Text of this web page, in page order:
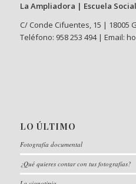
La Ampliadora | Escuela
C/ Conde Cifuentes, 15 | 18005
Teléfono: 958 253 494 | Email:
LO ÚLTIMO
Fotografía documental
¿Qué quieres contar con tus fotografías?